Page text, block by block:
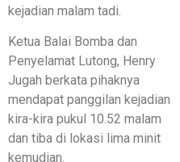
kejadian malam tadi.
Ketua Balai Bomba dan
Penyelamat Lutong, Henry
Jugah berkata pihaknya
mendapat panggilan kejadian
kira-kira pukul 10.52 malam
dan tiba di lokasi lima minit
kemudian.